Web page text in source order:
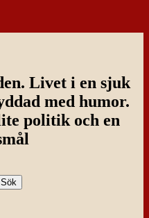
Livet i en sjuk
med humor.
politik och en